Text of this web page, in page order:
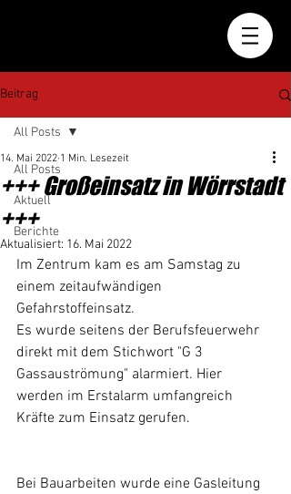
Beitrag
All Posts
Aktuell
Berichte
All Posts
+++ Großeinsatz in Wörrstadt
+++
14. Mai 2022 1 Min. Lesezeit
Aktualisiert: 16. Mai 2022
Im Zentrum kam es am Samstag zu
einem zeitaufwändigen
Gefahrstoffeinsatz.
Es wurde seitens der Berufsfeuerwehr
direkt mit dem Stichwort "G 3
Gassauströmung" alarmiert. Hier
werden im Erstalarm umfangreich
Kräfte zum Einsatz gerufen.
Bei Bauarbeiten wurde eine Gasleitung